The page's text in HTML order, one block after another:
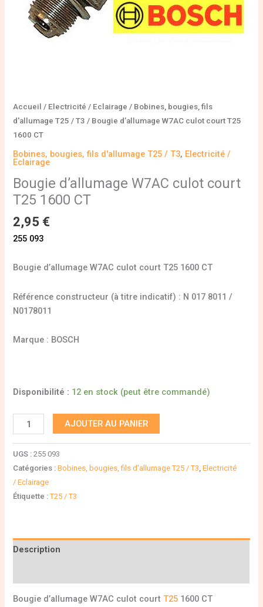
Accueil / Electricité / Eclairage / Bobines, bougies, fils
d'allumage T25 / T3 / Bougie d’allumage W7AC culot court T25
1600 CT
Bobines, bougies, fils d'allumage T25 / T3, Electricité /
Eclairage
Bougie d’allumage W7AC culot court
T25 1600 CT
2,95 €
255 093
Bougie d’allumage W7AC culot court T25 1600 CT
Référence constructeur (à titre indicatif) : N 017 8011 /
N0178011
Marque : BOSCH
Disponibilité : 12 en stock (peut être commandé)
AJOUTER AU PANIER
UGS :255 093
Catégories :Bobines, bougies, fils d'allumage T25 / T3,Electricité
/ Eclairage
Étiquette :T25 / T3
Description
Bougie d’allumage W7AC culot courtT25 1600 CT